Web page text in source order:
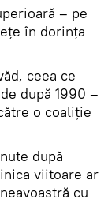
– pe
în dorința
ceea ce
după 1990 –
o coaliție
după
viitoare ar
cu